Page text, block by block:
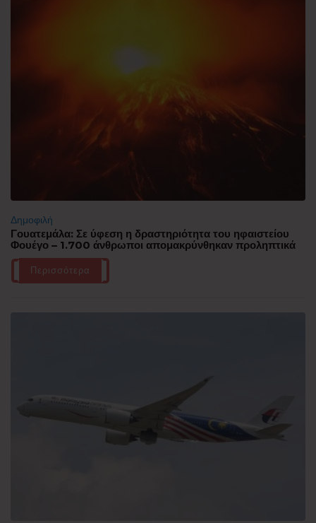
Δημοφιλή
Γουατεμάλα: Σε ύφεση η δραστηριότητα του ηφαιστείου
Φουέγο – 1.700 άνθρωποι απομακρύνθηκαν προληπτικά
Περισσότερα